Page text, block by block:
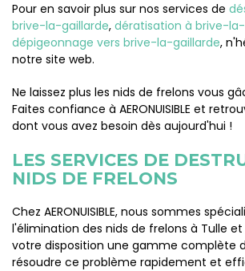
Pour en savoir plus sur nos services de
brive-la-gaillarde, dératisation à brive-
dépigeonnage vers brive-la-gaillarde,
notre site web.
Ne laissez plus les nids de frelons vous
Faites confiance à AERONUISIBLE et
dont vous avez besoin dès aujourd'hui !
LES SERVICES DE
NIDS DE FRELONS
Chez AERONUISIBLE, nous sommes
l'élimination des nids de frelons à Tulle
votre disposition une gamme complète
résoudre ce problème rapidement et